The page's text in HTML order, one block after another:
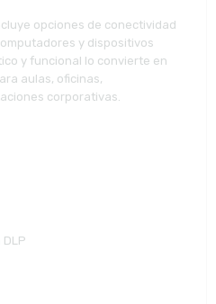
opciones de conectividad
y dispositivos
y funcional lo convierte en
aulas, oficinas,
corporativas.